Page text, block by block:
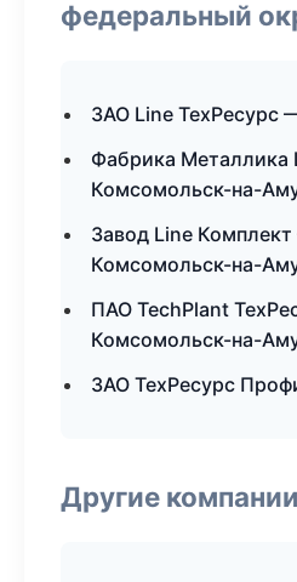
федеральный
ЗАО Line ТехРесурс
Фабрика Металлика
Комсомольск-на-
Завод Line
Комсомольск-на-
ПАО TechPlant
Комсомольск-на-
ЗАО ТехРесурс
Другие компании